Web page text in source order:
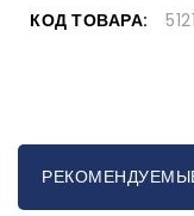
КОД ТОВАРА: